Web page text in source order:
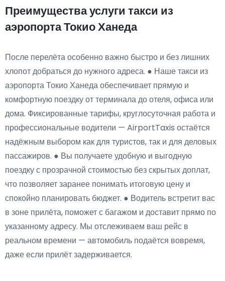
Преимущества услуги такси из
аэропорта Токио Ханеда
После перелёта особенно важно быстро и без лишних
хлопот добраться до нужного адреса. ● Наше такси из
аэропорта Токио Ханеда обеспечивает прямую и
комфортную поездку от терминала до отеля, офиса или
дома. Фиксированные тарифы, круглосуточная работа и
профессиональные водители — AirportTaxis остаётся
надёжным выбором как для туристов, так и для деловых
пассажиров. ● Вы получаете удобную и выгодную
поездку с прозрачной стоимостью без скрытых доплат,
что позволяет заранее понимать итоговую цену и
спокойно планировать бюджет. ● Водитель встретит вас
в зоне прилёта, поможет с багажом и доставит прямо по
указанному адресу. Мы отслеживаем ваш рейс в
реальном времени — автомобиль подаётся вовремя,
даже если прилёт задерживается.